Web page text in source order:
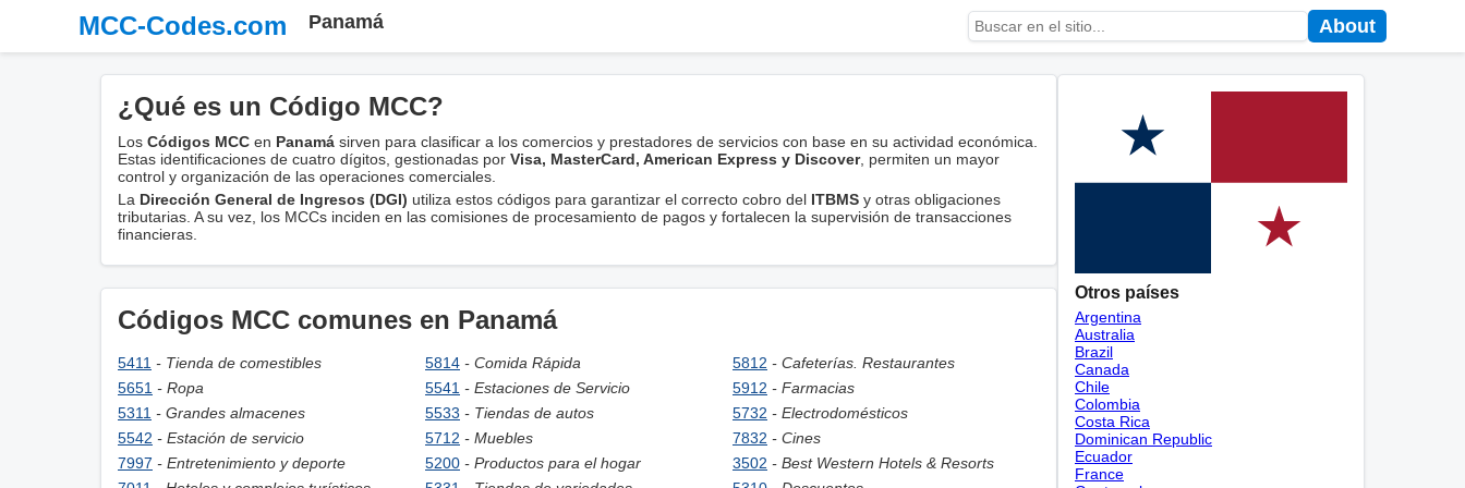
MCC-Codes.com Panamá About
¿Qué es un Código MCC?
Los Códigos MCC en Panamá sirven para clasificar a los comercios y prestadores de servicios con base en su actividad económica.
Estas identificaciones de cuatro dígitos, gestionadas por Visa, MasterCard, American Express y Discover, permiten un mayor
control y organización de las operaciones comerciales.
La Dirección General de Ingresos (DGI) utiliza estos códigos para garantizar el correcto cobro del ITBMS y otras obligaciones
tributarias. A su vez, los MCCs inciden en las comisiones de procesamiento de pagos y fortalecen la supervisión de transacciones
financieras.
Códigos MCC comunes en Panamá
5411 - Tienda de comestibles 5814 - Comida Rápida 5812 - Cafeterías. Restaurantes
5651 - Ropa 5541 - Estaciones de Servicio 5912 - Farmacias
5311 - Grandes almacenes 5533 - Tiendas de autos 5732 - Electrodomésticos
5542 - Estación de servicio 5712 - Muebles 7832 - Cines
7997 - Entretenimiento y deporte 5200 - Productos para el hogar 3502 - Best Western Hotels & Resorts
Otros países
Argentina
Australia
Brazil
Canada
Chile
Colombia
Costa Rica
Dominican Republic
Ecuador
France